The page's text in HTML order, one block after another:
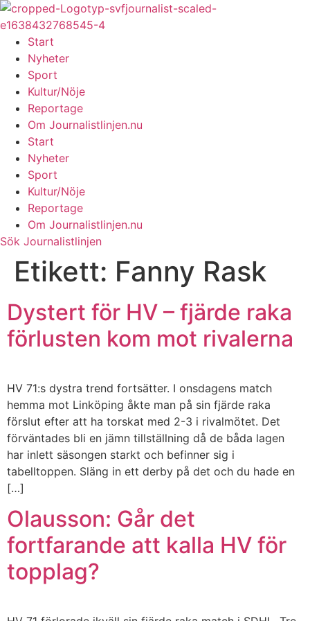
Hoppa
till
innehållStart
Nyheter
Sport
Kultur/Nöje
Reportage
Om Journalistlinjen.nu
Start
Nyheter
Sport
Kultur/Nöje
Reportage
Om Journalistlinjen.nu
Sök Journalistlinjen
Etikett: Fanny Rask
Dystert för HV – fjärde raka
förlusten kom mot rivalerna
HV 71:s dystra trend fortsätter. I onsdagens match
hemma mot Linköping åkte man på sin fjärde raka
förslut efter att ha torskat med 2-3 i rivalmötet. Det
förväntades bli en jämn tillställning då de båda lagen
har inlett säsongen starkt och befinner sig i
tabelltoppen. Släng in ett derby på det och du hade en
[…]
Olausson: Går det
fortfarande att kalla HV för
topplag?